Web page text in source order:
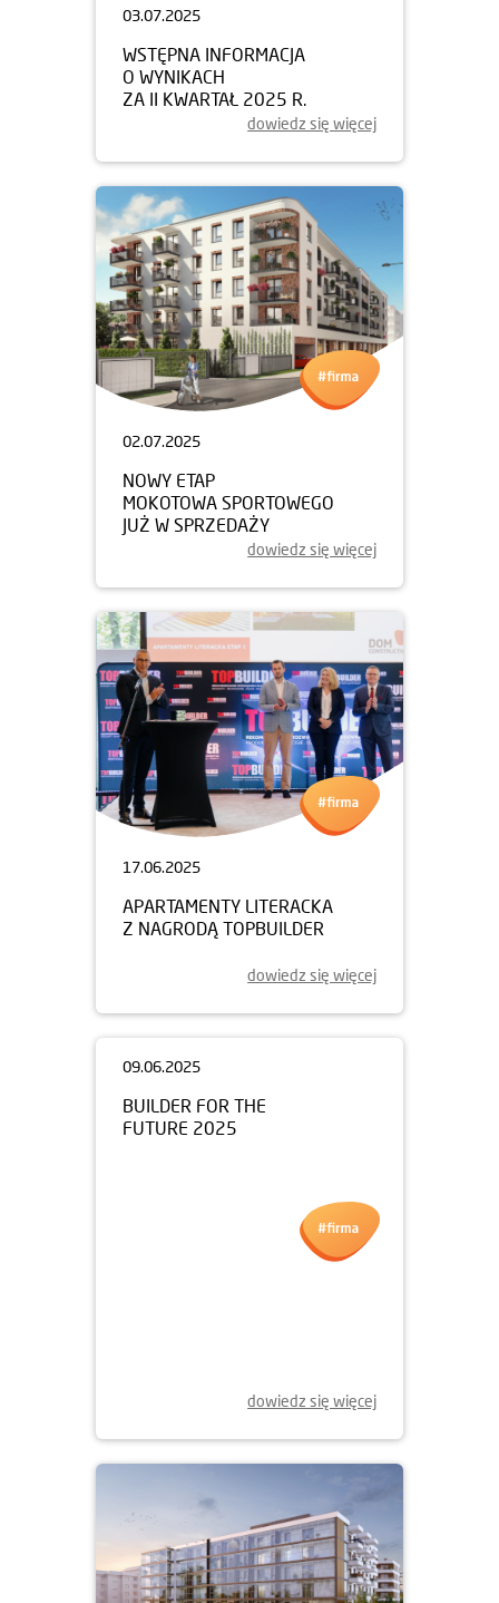
03.07.2025
WSTĘPNA INFORMACJA
O WYNIKACH
ZA II KWARTAŁ 2025 R.
dowiedz się więcej
02.07.2025
NOWY ETAP
MOKOTOWA SPORTOWEGO
JUŻ W SPRZEDAŻY
dowiedz się więcej
17.06.2025
APARTAMENTY LITERACKA
Z NAGRODĄ TOPBUILDER
dowiedz się więcej
dowiedz się więcej